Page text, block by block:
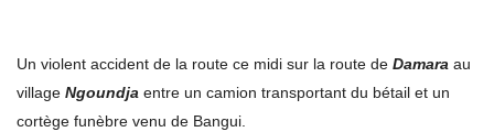
Un violent accident de la route ce midi sur la route de Damara au
village Ngoundja entre un camion transportant du bétail et un
cortège funèbre venu de Bangui.